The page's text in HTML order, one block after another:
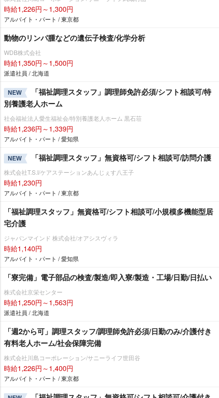
時給1,226円～1,300円
アルバイト・パート / 東京都
動物のリンパ腫などの遺伝子検査/化学分析
WDB株式会社
時給1,350円～1,500円
派遣社員 / 北海道
NEW
「福祉調理スタッフ」調理師免許必須/シフト相談可/特
別養護老人ホーム
社会福祉法人愛生福祉会/特別養護老人ホーム 黒石荘
時給1,236円～1,339円
アルバイト・パート / 愛知県
NEW 「福祉調理スタッフ」無資格可/シフト相談可/訪問介護
株式会社T.S.I/ケアステーションあんじぇす八王子
時給1,230円
アルバイト・パート / 東京都
「福祉調理スタッフ」無資格可/シフト相談可/小規模多機能型居
宅介護
ジャパンマインド 株式会社/オアシスヴィラ
時給1,140円
アルバイト・パート / 愛知県
「寮完備」電子部品の検査/製造/即入寮/製造・工場/日勤/日払い
株式会社京栄センター
時給1,250円～1,563円
派遣社員 / 北海道
「週2から可」調理スタッフ/調理師免許必須/日勤のみ/介護付き
有料老人ホーム/社会保障完備
株式会社川島コーポレーション/サニーライフ世田谷
時給1,226円～1,400円
アルバイト・パート / 東京都